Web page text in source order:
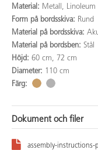
Material: Metall, Linoleum
Form på bordsskiva: Rund
Material på bordsskiva:
Material på bordsben: Stål
Höjd: 60 cm, 72 cm
Diameter: 110 cm
Färg:
Dokument och filer
assembly-instructions-